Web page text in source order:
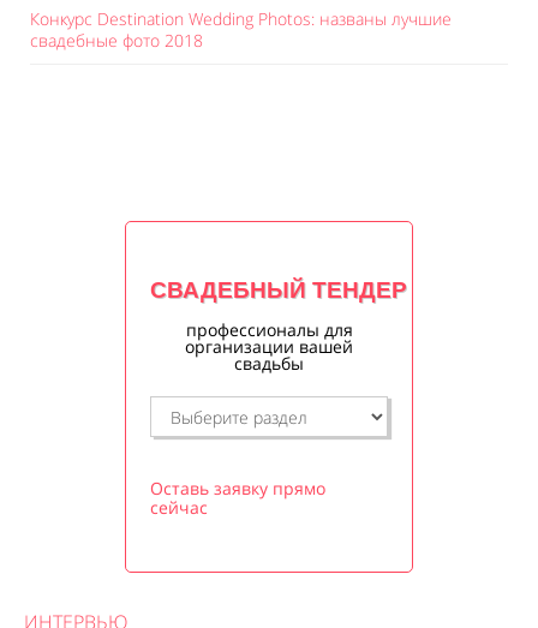
Конкурс Destination Wedding Photos: названы лучшие
свадебные фото 2018
СВАДЕБНЫЙ ТЕНДЕР
профессионалы для
организации вашей
свадьбы
Оставь заявку прямо
сейчас
ИНТЕРВЬЮ